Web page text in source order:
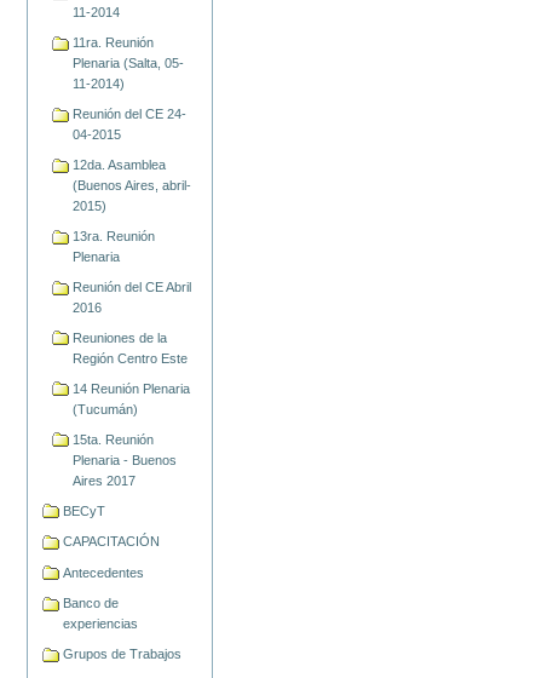
11-2014
11ra. Reunión
Plenaria (Salta, 05-
11-2014)
Reunión del CE 24-
04-2015
12da. Asamblea
(Buenos Aires, abril-
2015)
13ra. Reunión
Plenaria
Reunión del CE Abril
2016
Reuniones de la
Región Centro Este
14 Reunión Plenaria
(Tucumán)
15ta. Reunión
Plenaria - Buenos
Aires 2017
BECyT
CAPACITACIÓN
Antecedentes
Banco de
experiencias
Grupos de Trabajos